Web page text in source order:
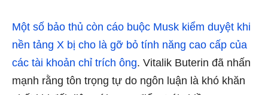
Một số bảo thủ còn cáo buộc Musk kiểm duyệt khi
nền tảng X bị cho là gỡ bỏ tính năng cao cấp của
các tài khoản chỉ trích ông. Vitalik Buterin đã nhấn
mạnh rằng tôn trọng tự do ngôn luận là khó khăn